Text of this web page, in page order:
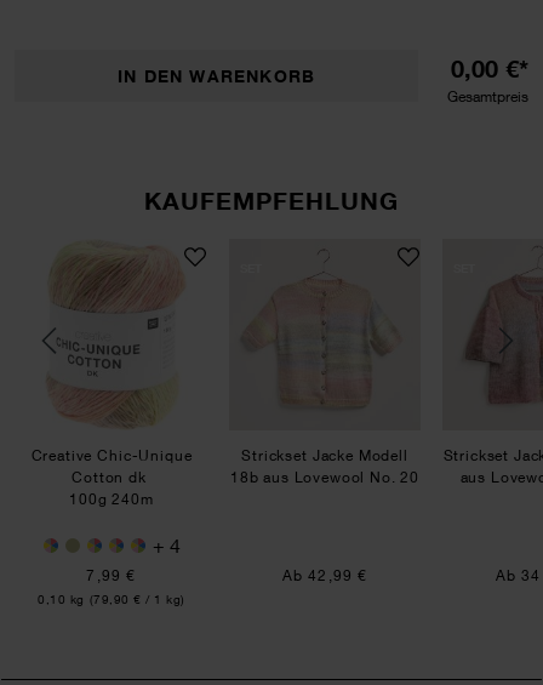
IN DEN WARENKORB 0,00 €*
Gesamtpreis
KAUFEMPFEHLUNG
Modell 16 aus Lovewool No. 20
Creative Chic-Unique Cotton dk
Creative Chic-Unique
Cotton dk
100g 240m
+ 4
7,99 €
Inhalt:
0,10 kg (79,90 € / 1 kg)
Strickset Jacke Modell
Strickset Jacke Modell
18b aus Lovewool No. 20
Ab 42,99 €
Strickset
aus
Ab